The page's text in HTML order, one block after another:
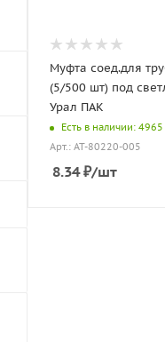
Муфта соед.для
(5/500 шт) под
Урал ПАК
Есть в наличии: 4965
Арт.: АТ-80220-005
8.34₽/шт